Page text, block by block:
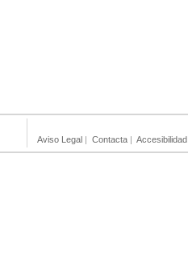
Aviso Legal | Contacta | Accesibilidad